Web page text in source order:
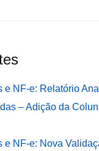
e NF-e: Relatório
– Adição da
e NF-e: Nova